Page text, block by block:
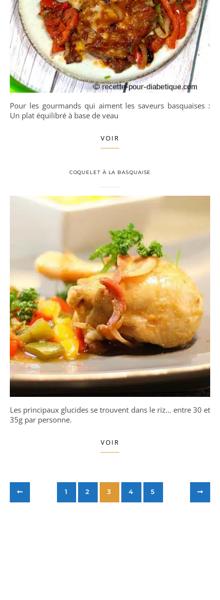
Pour les gourmands qui aiment les saveurs basquaises :
Un plat équilibré à base de veau
VOIR
COQUELET À LA BASQUAISE
Les principaux glucides se trouvent dans le riz... entre 30 et
35g par personne.
VOIR
1 2 3 4 5